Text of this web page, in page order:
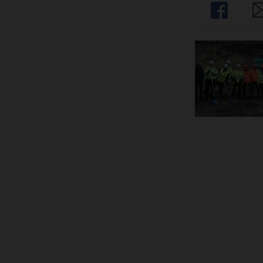
Share